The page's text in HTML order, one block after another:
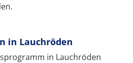
in Lauchröden
in Lauchröden